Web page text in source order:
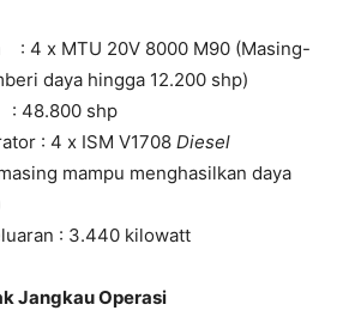
: 4 x MTU 20V 8000 M90 (Masing-
daya hingga 12.200 shp)
: 48.800 shp
: 4 x ISM V1708 Diesel
mampu menghasilkan daya
: 3.440 kilowatt
Jangkau Operasi